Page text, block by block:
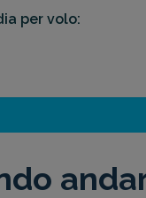
per volo: